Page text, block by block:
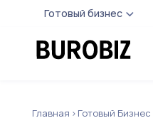
Готовый бизнес
Главная Готовый Бизнес